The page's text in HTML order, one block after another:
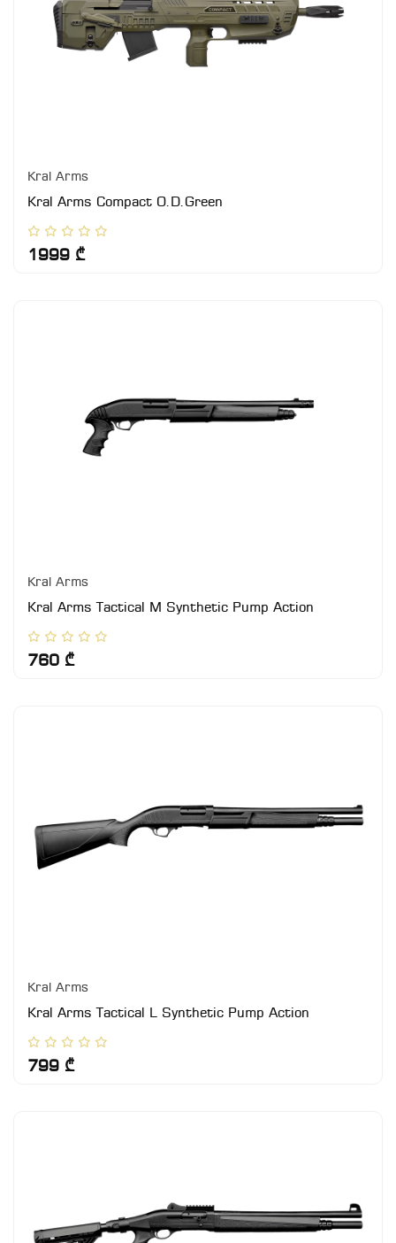
Kral Arms
Kral Arms Compact O.D.Green
1999 ₾
Kral Arms
Kral Arms Tactical M Synthetic Pump Action
760 ₾
Kral Arms
Kral Arms Tactical L Synthetic Pump Action
799 ₾